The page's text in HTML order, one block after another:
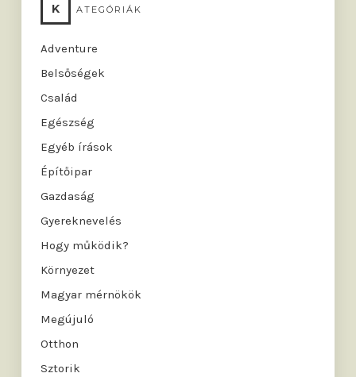
K ATEGÓRIÁK
Adventure
Belsőségek
Család
Egészség
Egyéb írások
Építőipar
Gazdaság
Gyereknevelés
Hogy működik?
Környezet
Magyar mérnökök
Megújuló
Otthon
Sztorik